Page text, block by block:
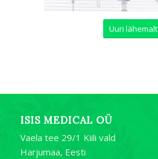
Uuri lähemalt
ISIS MEDICAL OÜ
Vaela tee 29/1 Kiili vald
Harjumaa, Eesti